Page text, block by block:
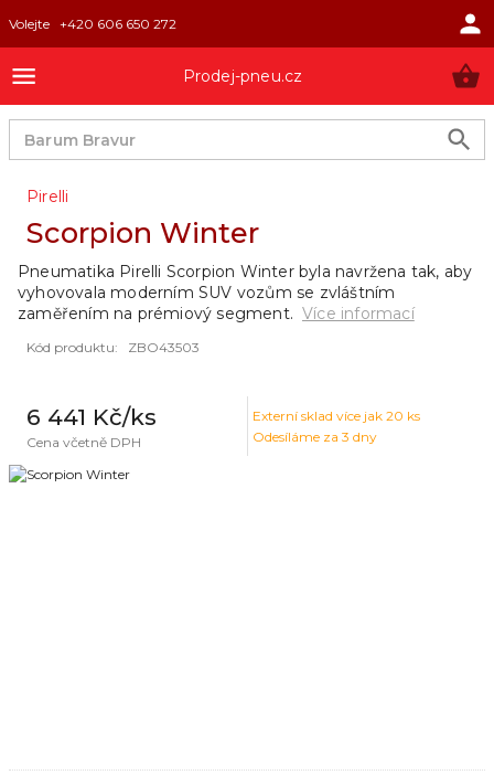
Volejte +420 606 650 272
Prodej-pneu.cz
Pirelli
Scorpion Winter
Kód produktu: ZBO43503
6 441 Kč/ks
Cena včetně DPH
Externí sklad více jak 20 ks
Odesíláme za 3 dny
Pneumatika Pirelli Scorpion Winter byla navržena tak, aby
vyhovovala moderním SUV vozům se zvláštním
zaměřením na prémiový segment. Více informací